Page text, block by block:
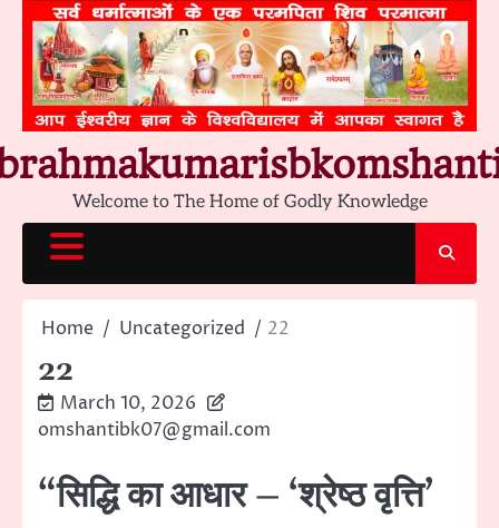
content
Welcome to The Home of Godly Knowledge
Home Uncategorized 22
22
March 10, 2026
omshantibk07@gmail.com
“सिद्धि का आधार – ‘श्रेष्ठ वृत्ति’